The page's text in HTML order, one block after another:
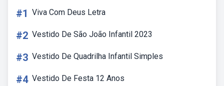
#1 Viva Com Deus Letra
#2 Vestido De São João Infantil 2023
#3 Vestido De Quadrilha Infantil Simples
#4 Vestido De Festa 12 Anos